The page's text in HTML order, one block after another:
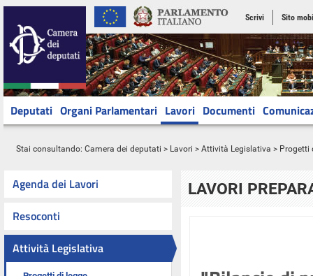
Scrivi Sito
Deputati Organi Parlamentari Lavori Documenti
Stai consultando: Camera dei deputati > Lavori > Attività Legislativa > Progetti
Agenda dei Lavori
Resoconti
Attività Legislativa
LAVORI